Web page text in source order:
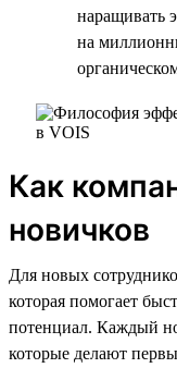
наращивать
на
Как
новичков
Для новых
которая помогает
потенциал. Каждый
которые делают